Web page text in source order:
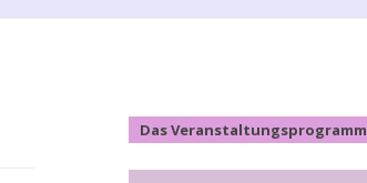
Das Veranstaltungsprogramm